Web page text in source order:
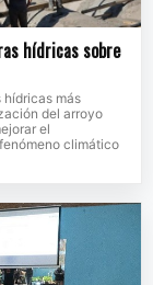
hídricas sobre
hídricas más
del arroyo
el
climático